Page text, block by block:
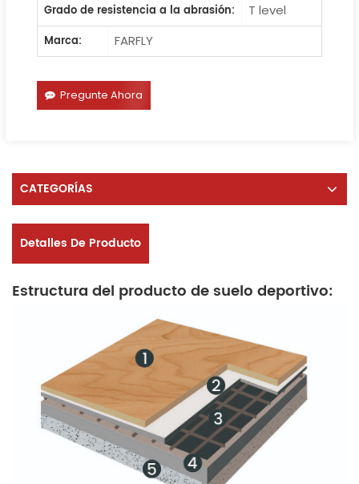
Grado de resistencia a la abrasión:
T level
Marca:
FARFLY
Pregunte Ahora
CATEGORÍAS
Detalles De Producto
Estructura del producto de suelo deportivo: